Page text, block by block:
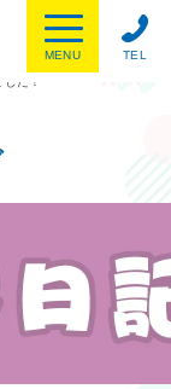
TEL
MENU
た！